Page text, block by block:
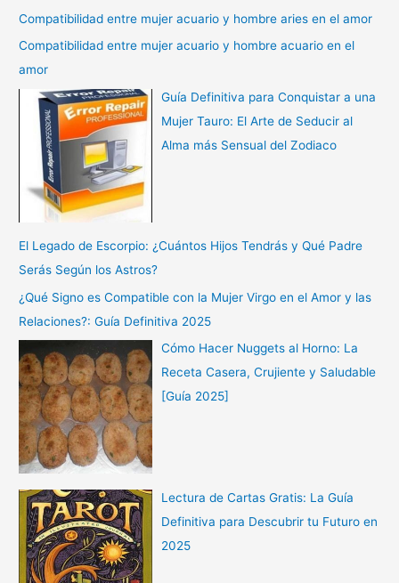
Compatibilidad entre mujer acuario y hombre aries en el amor
Compatibilidad entre mujer acuario y hombre acuario en el
amor
Guía Definitiva para Conquistar a una
Mujer Tauro: El Arte de Seducir al
Alma más Sensual del Zodiaco
El Legado de Escorpio: ¿Cuántos Hijos Tendrás y Qué Padre
Serás Según los Astros?
¿Qué Signo es Compatible con la Mujer Virgo en el Amor y las
Relaciones?: Guía Definitiva 2025
Cómo Hacer Nuggets al Horno: La
Receta Casera, Crujiente y Saludable
[Guía 2025]
Lectura de Cartas Gratis: La Guía
Definitiva para Descubrir tu Futuro en
2025